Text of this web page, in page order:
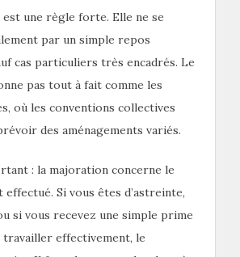
une règle forte. Elle ne se
par un simple repos
cas particuliers très encadrés. Le
pas tout à fait comme les
où les conventions collectives
des aménagements variés.
: la majoration concerne le
Si vous êtes d’astreinte,
si vous recevez une simple prime
travailler effectivement, le